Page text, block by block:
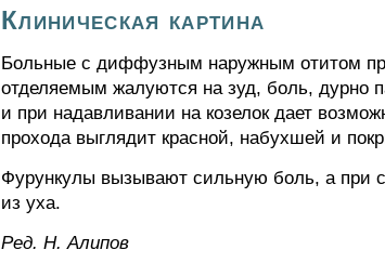
Клиническая картина
Больные с диффузным наружным отитом
отделяемым жалуются на зуд, боль, дурно
и при надавливании на козелок дает
прохода выглядит красной, набухшей и
Фурункулы вызывают сильную боль, а при
из уха.
Ред. Н. Алипов